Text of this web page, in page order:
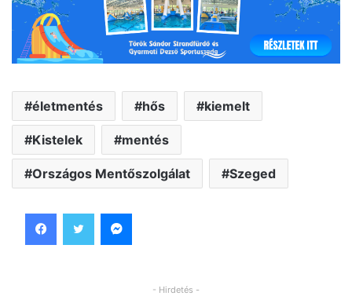
életmentés hős kiemelt
Kistelek mentés
Országos Mentőszolgálat Szeged
- Hirdetés -